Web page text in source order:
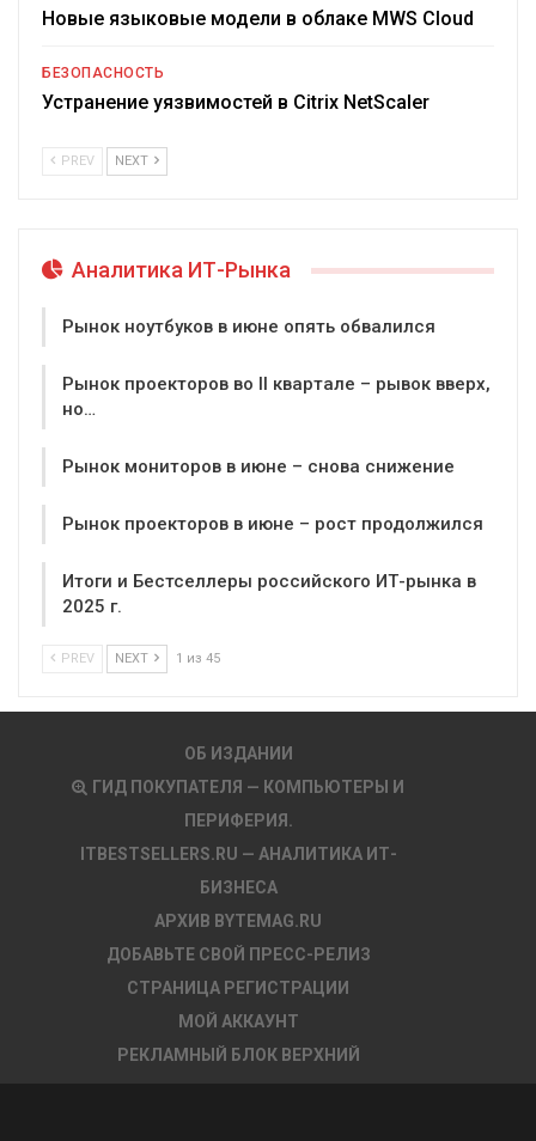
Новые языковые модели в облаке MWS Cloud
БЕЗОПАСНОСТЬ
Устранение уязвимостей в Citrix NetScaler
PREV NEXT
Аналитика ИТ-Рынка
Рынок ноутбуков в июне опять обвалился
Рынок проекторов во II квартале – рывок вверх,
но…
Рынок мониторов в июне – снова снижение
Рынок проекторов в июне – рост продолжился
Итоги и Бестселлеры российского ИТ-рынка в
2025 г.
PREV NEXT 1 из 45
ОБ ИЗДАНИИ
ГИД ПОКУПАТЕЛЯ — КОМПЬЮТЕРЫ И
ПЕРИФЕРИЯ.
ITBESTSELLERS.RU — АНАЛИТИКА ИТ-
БИЗНЕСА
АРХИВ BYTEMAG.RU
ДОБАВЬТЕ СВОЙ ПРЕСС-РЕЛИЗ
СТРАНИЦА РЕГИСТРАЦИИ
МОЙ АККАУНТ
РЕКЛАМНЫЙ БЛОК ВЕРХНИЙ